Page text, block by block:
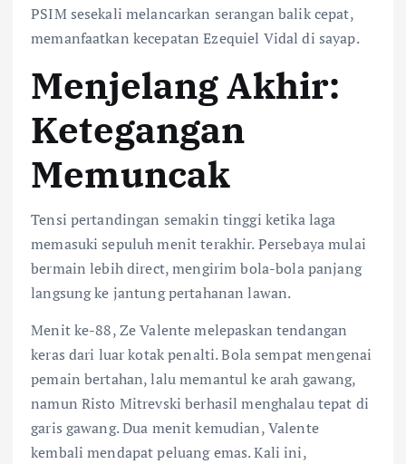
PSIM sesekali melancarkan serangan balik cepat,
memanfaatkan kecepatan Ezequiel Vidal di sayap.
Menjelang Akhir:
Ketegangan
Memuncak
Tensi pertandingan semakin tinggi ketika laga
memasuki sepuluh menit terakhir. Persebaya mulai
bermain lebih direct, mengirim bola-bola panjang
langsung ke jantung pertahanan lawan.
Menit ke-88, Ze Valente melepaskan tendangan
keras dari luar kotak penalti. Bola sempat mengenai
pemain bertahan, lalu memantul ke arah gawang,
namun Risto Mitrevski berhasil menghalau tepat di
garis gawang. Dua menit kemudian, Valente
kembali mendapat peluang emas. Kali ini,